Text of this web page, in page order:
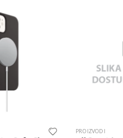
PROIZVODI